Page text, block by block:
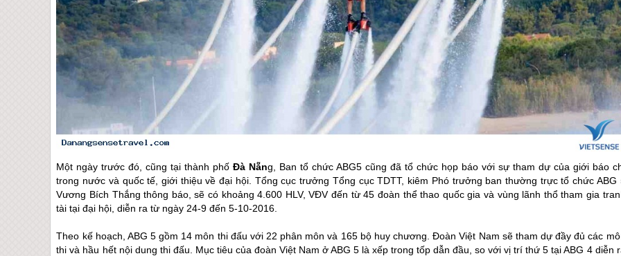
Một ngày trước đó, cũng tại thành phố Đà Nẵng, Ban tổ chức ABG5 cũng đã tổ chức họp báo với sự tham dự của giới báo
trong nước và quốc tế, giới thiệu về đại hội. Tổng cục trưởng Tổng cục TDTT, kiêm Phó trưởng ban thường trực tổ chức ABG
Vương Bích Thắng thông báo, sẽ có khoảng 4.600 HLV, VĐV đến từ 45 đoàn thể thao quốc gia và vùng lãnh thổ tham gia
tài tại đại hội, diễn ra từ ngày 24-9 đến 5-10-2016.
Theo kế hoạch, ABG 5 gồm 14 môn thi đấu với 22 phân môn và 165 bộ huy chương. Đoàn Việt Nam sẽ tham dự đầy đủ các
thi và hầu hết nội dung thi đấu. Mục tiêu của đoàn Việt Nam ở ABG 5 là xếp trong tốp dẫn đầu, so với vị trí thứ 5 tại ABG 4 diễn